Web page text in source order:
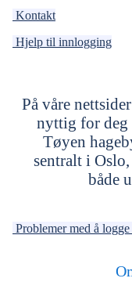
Kontakt
Hjelp til innlogging
På våre
nyttig for deg
Tøyen
sentralt i
både
Problemer med å